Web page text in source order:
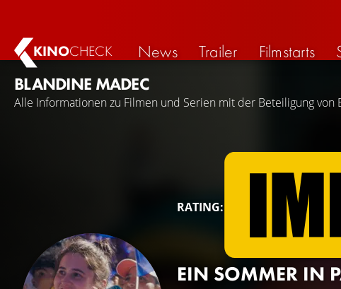
KINOCHECK News Trailer Filmstarts
BLANDINE MADEC
Alle Informationen zu Filmen und Serien mit der Beteiligung von
RATING:
EIN SOMMER IN